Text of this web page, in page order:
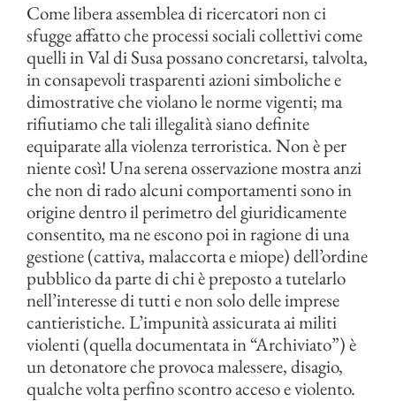
Come libera assemblea di ricercatori non ci
sfugge affatto che processi sociali collettivi come
quelli in Val di Susa possano concretarsi, talvolta,
in consapevoli trasparenti azioni simboliche e
dimostrative che violano le norme vigenti; ma
rifiutiamo che tali illegalità siano definite
equiparate alla violenza terroristica. Non è per
niente così! Una serena osservazione mostra anzi
che non di rado alcuni comportamenti sono in
origine dentro il perimetro del giuridicamente
consentito, ma ne escono poi in ragione di una
gestione (cattiva, malaccorta e miope) dell’ordine
pubblico da parte di chi è preposto a tutelarlo
nell’interesse di tutti e non solo delle imprese
cantieristiche. L’impunità assicurata ai militi
violenti (quella documentata in “Archiviato”) è
un detonatore che provoca malessere, disagio,
qualche volta perfino scontro acceso e violento.